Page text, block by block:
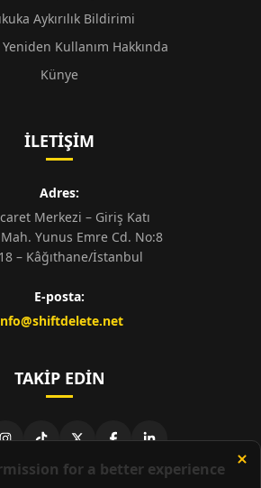
Aykırılık Bildirimi
Yeniden Kullanım Hakkında
Künye
İLETIŞIM
Adres:
Merkezi – Giriş Katı
Yunus Emre Cd. No:8
– Kâğıthane/İstanbul
E-posta:
TAKIP EDIN